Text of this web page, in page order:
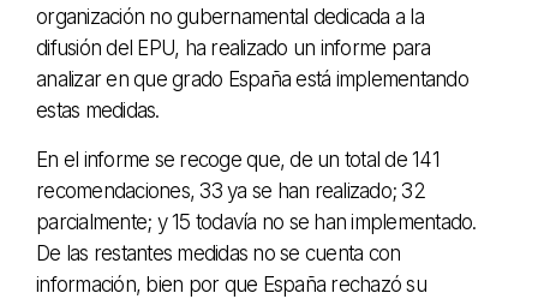
organización no gubernamental dedicada a la
difusión del EPU, ha realizado un informe para
analizar en que grado España está implementando
estas medidas.
En el informe se recoge que, de un total de 141
recomendaciones, 33 ya se han realizado; 32
parcialmente; y 15 todavía no se han implementado.
De las restantes medidas no se cuenta con
información, bien por que España rechazó su